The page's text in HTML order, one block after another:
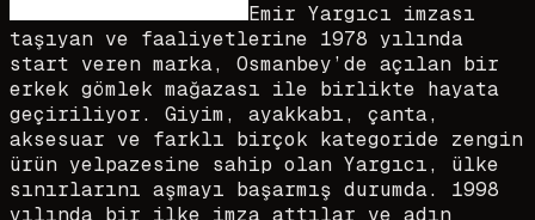
Emir Yargıcı imzası
taşıyan ve faaliyetlerine 1978 yılında
start veren marka, Osmanbey’de açılan bir
erkek gömlek mağazası ile birlikte hayata
geçiriliyor. Giyim, ayakkabı, çanta,
aksesuar ve farklı birçok kategoride zengin
ürün yelpazesine sahip olan Yargıcı, ülke
sınırlarını aşmayı başarmış durumda. 1998
yılında bir ilke imza attılar ve adın